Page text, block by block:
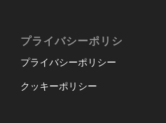
プライバシーポリシ
プライバシーポリシー
クッキーポリシー